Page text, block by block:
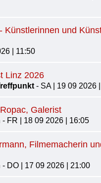
Künstlerinnen und
| 11:50
Linz 2026
- SA | 19 09 2026
Galerist
- FR | 18 09 2026 | 16:05
Filmemacherin
- DO | 17 09 2026 | 21:00